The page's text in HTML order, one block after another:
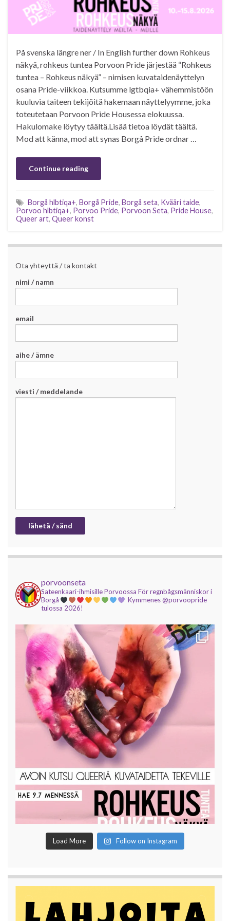
På svenska längre ner / In English further down Rohkeus
näkyä, rohkeus tuntea Porvoon Pride järjestää “Rohkeus
tuntea – Rohkeus näkyä” – nimisen kuvataidenäyttelyn
osana Pride-viikkoa. Kutsumme lgtbqia+ vähemmistöön
kuuluvia taiteen tekijöitä hakemaan näyttelyymme, joka
toteutetaan Porvoon Pride Housessa elokuussa.
Hakulomake löytyy täältä.Lisää tietoa löydät täältä.
Mod att känna, mod att synas Borgå Pride ordnar …
Continue reading
Borgå hlbtiqa+, Borgå Pride, Borgå seta, Kvääri taide,
Porvoo hlbtiqa+, Porvoo Pride, Porvoon Seta, Pride House,
Queer art, Queer konst
Ota yhteyttä / ta kontakt
nimi / namn
email
aihe / ämne
viesti / meddelande
porvoonseta
Sateenkaari-ihmisille Porvoossa För regnbågsmänniskor i
Borgå
Kymmenes @porvoopride
tulossa 2026!
Load More Follow on Instagram